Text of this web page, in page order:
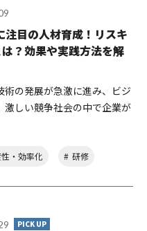
注目の人材育成！リスキ
？効果や実践方法を解
の発展が急激に進み、ビジ
激しい競争社会の中で企業が
・効率化 研修
PICK UP